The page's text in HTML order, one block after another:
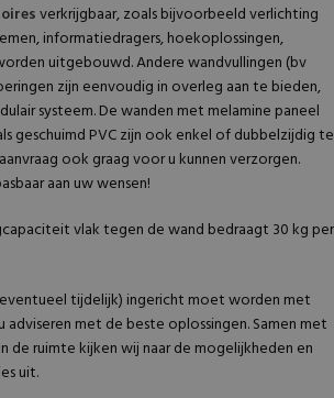
verkrijgbaar, zoals bijvoorbeeld verlichting
informatiedragers, hoekoplossingen,
uitgebouwd. Andere wandvullingen (bv
zijn eenvoudig in overleg aan te bieden,
systeem. De wanden met melamine paneel
geschuimd PVC zijn ook enkel of dubbelzijdig te
ook graag voor u kunnen verzorgen.
aan uw wensen!
vlak tegen de wand bedraagt 30 kg per
tijdelijk) ingericht moet worden met
adviseren met de beste oplossingen. Samen met
de ruimte kijken wij naar de mogelijkheden en
uit.